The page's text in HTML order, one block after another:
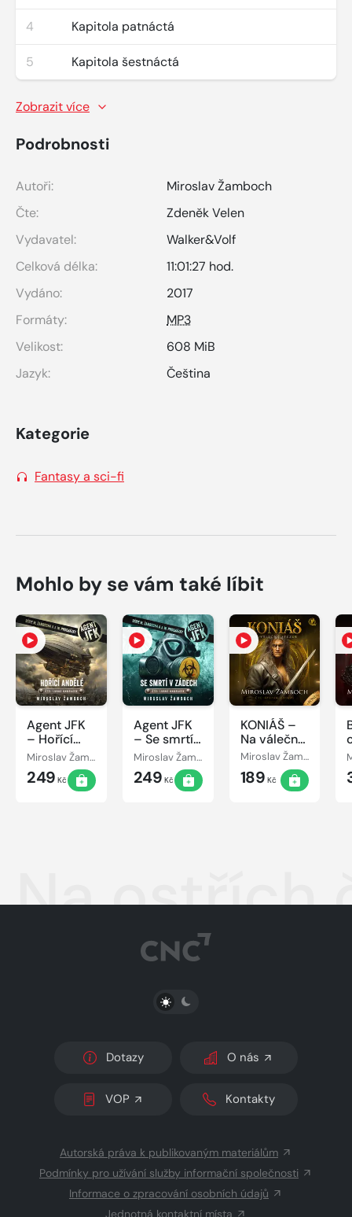
4 Kapitola patnáctá
5 Kapitola šestnáctá
Zobrazit více
Podrobnosti
Autoři:
Miroslav Žamboch
Čte:
Zdeněk Velen
Vydavatel:
Walker&Volf
Celková délka:
11:01:27 hod.
Vydáno:
2017
Formáty:
MP3
Velikost:
608 MiB
Jazyk:
Čeština
Kategorie
Fantasy a sci-fi
Mohlo by se vám také líbit
Agent JFK
– Hořící
andělé
Miroslav Žamboch
249 Kč
Agent JFK
– Se smrtí
v zádech
Miroslav Žamboch
249 Kč
KONIÁŠ –
Na válečné
stezce
Miroslav Žamboch
189 Kč
Na ostřích
PŘEPNOUT SVĚTLÝ/TMAVÝ REŽIM
Dotazy O nás
VOP Kontakty
Autorská práva k publikovaným materiálům
Podmínky pro užívání služby informační společnosti
Informace o zpracování osobních údajů
Jednotná kontaktní místa